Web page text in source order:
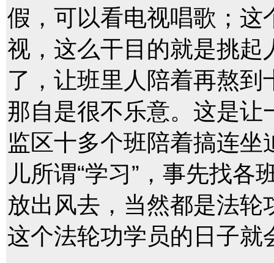
假，可以看电视唱歌；这
视，这么干目的就是挑
了，让班里人陪着再熬
那自是很不乐意。这是
监区十多个班陪着搞连
儿所谓“学习”，事先找各
放出风去，当然都是法
这个法轮功学员的日子就